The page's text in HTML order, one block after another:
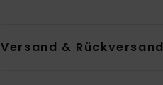
Versand & Rückversand